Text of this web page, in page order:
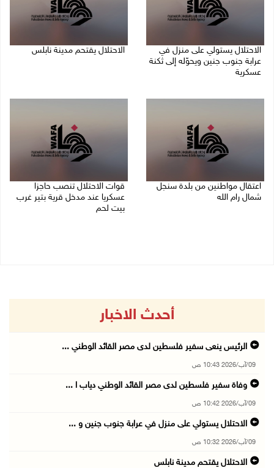
الاحتلال يستولي على منزل في
عرابة جنوب جنين ويحوّله إلى ثكنة
عسكرية
الاحتلال يقتحم مدينة نابلس
اعتقال مواطنين من بلدة سنجل
شمال رام الله
قوات الاحتلال تنصب حاجزا
عسكريا عند مدخل قرية بتير غرب
بيت لحم
أحدث الاخبار
الرئيس ينعى سفير فلسطين لدى مصر القائد الوطني ...
09/آب/2026 10:43 ص
وفاة سفير فلسطين لدى مصر القائد الوطني دياب ا ...
09/آب/2026 10:42 ص
الاحتلال يستولي على منزل في عرابة جنوب جنين و ...
09/آب/2026 10:32 ص
الاحتلال يقتحم مدينة نابلس